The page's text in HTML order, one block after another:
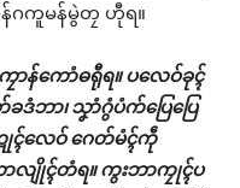
န်ဂကူမန်မွဲတၠ ဟီုရ။
ောန်ကောံဓရီုရ။ ပလေဝ်ခုၚ်
ဘာ၊ သၞာံဂွံပံက်ပြေပြေ
ဍုၚ်လေဝ် ဂေတ်မံၚ်ကဵု
တာလျိုၚ်တံရ။ ကွးဘာကၠုၚ်ပ